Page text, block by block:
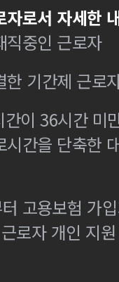
로서 자세한
직중인 근로자
한 기간제 근로
이 36시간 미
간을 단축한
고용보험 가
로자 개인 지